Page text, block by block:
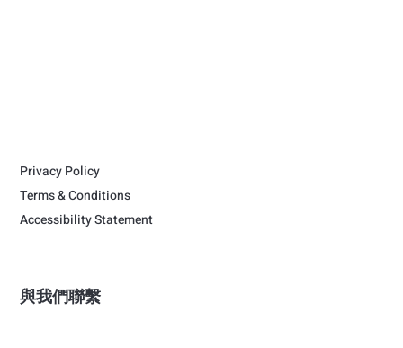
與我們聯繫
Privacy Policy
Terms & Conditions
Accessibility Statement